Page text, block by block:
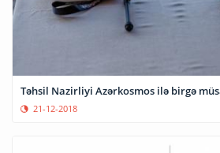
Təhsil Nazirliyi Azərkosmos ilə birgə
21-12-2018